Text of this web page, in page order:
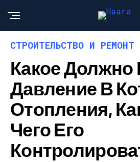
СТРОИТЕЛЬСТВО И РЕМОНТ
Какое
Давление В
Отопления,
Чего Его